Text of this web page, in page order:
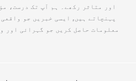
اور متاثر رکھے۔ ہم آپ تک درست،
پہنچاتے ہیں, ایسی خبریں جو
معلومات حاصل کریں جو گہرائی اور